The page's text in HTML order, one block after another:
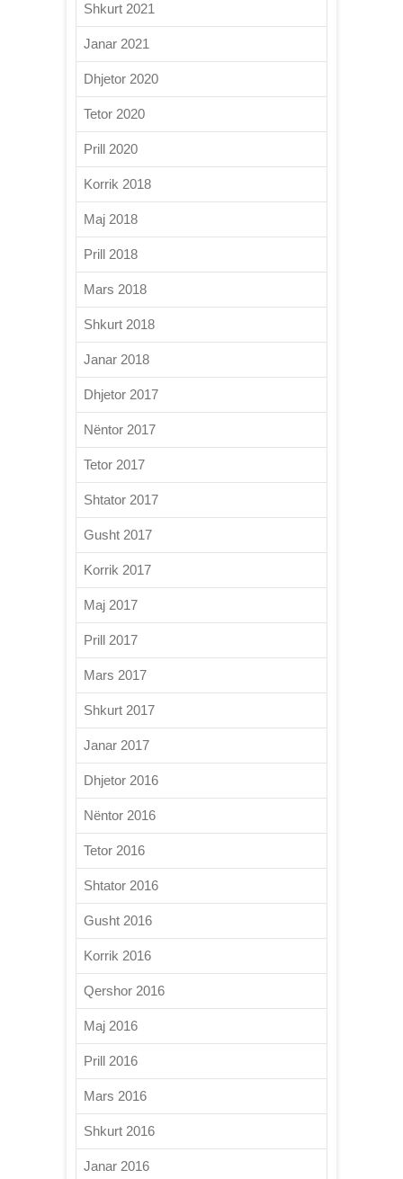
Shkurt 2021
Janar 2021
Dhjetor 2020
Tetor 2020
Prill 2020
Korrik 2018
Maj 2018
Prill 2018
Mars 2018
Shkurt 2018
Janar 2018
Dhjetor 2017
Nëntor 2017
Tetor 2017
Shtator 2017
Gusht 2017
Korrik 2017
Maj 2017
Prill 2017
Mars 2017
Shkurt 2017
Janar 2017
Dhjetor 2016
Nëntor 2016
Tetor 2016
Shtator 2016
Gusht 2016
Korrik 2016
Qershor 2016
Maj 2016
Prill 2016
Mars 2016
Shkurt 2016
Janar 2016